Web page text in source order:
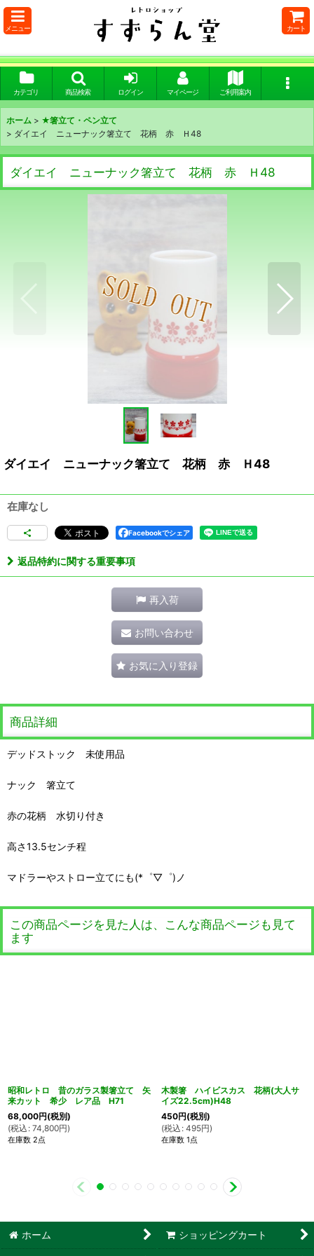
メニュー カート
カテゴリ 商品検索 ログイン マイページ ご利用案内
ホーム > ★箸立て・ペン立て
> ダイエイ ニューナック箸立て 花柄 赤 Ｈ48
ダイエイ ニューナック箸立て 花柄 赤 Ｈ48
ダイエイ ニューナック箸立て 花柄 赤 Ｈ48
在庫なし
Facebookでシェア
返品特約に関する重要事項
再入荷
お問い合わせ
お気に入り登録
商品詳細
デッドストック 未使用品
ナック 箸立て
赤の花柄 水切り付き
高さ13.5センチ程
マドラーやストロー立てにも(*゜▽゜)ノ
この商品ページを見た人は、こんな商品ページも見て
ます
昭和レトロ 昔のガラス製箸立て 矢
来カット 希少 レア品 H71
68,000円(税別)
(税込 : 74,800円)
在庫数 2点
木製箸 ハイビスカス 花柄(大人サ
イズ22.5cm)H48
450円(税別)
(税込 : 495円)
在庫数 1点
ホーム ショッピングカート